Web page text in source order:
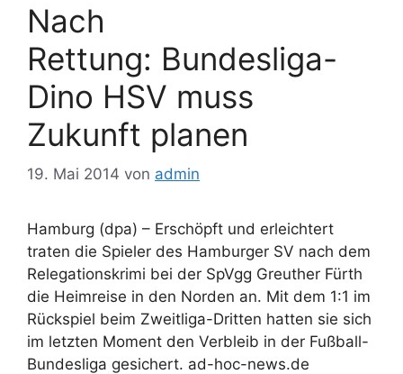
Nach
Rettung: Bundesliga-
Dino HSV muss
Zukunft planen
19. Mai 2014 von admin
Hamburg (dpa) – Erschöpft und erleichtert
traten die Spieler des Hamburger SV nach dem
Relegationskrimi bei der SpVgg Greuther Fürth
die Heimreise in den Norden an. Mit dem 1:1 im
Rückspiel beim Zweitliga-Dritten hatten sie sich
im letzten Moment den Verbleib in der Fußball-
Bundesliga gesichert. ad-hoc-news.de